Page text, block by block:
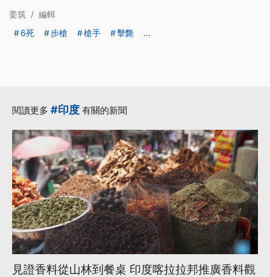
姜筑 / 編輯
6死
步槍 槍手 擊斃 ...
閱讀更多 #印度 有關的新聞
見證香料從山林到餐桌 印度喀拉拉邦推廣香料觀